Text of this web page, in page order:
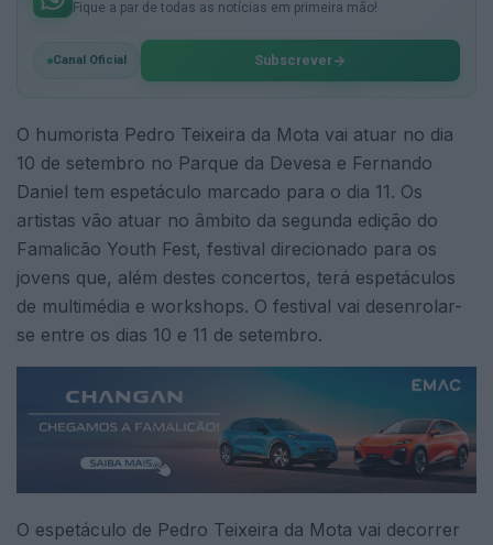
Fique a par de todas as notícias em primeira mão!
Canal Oficial Subscrever
O humorista Pedro Teixeira da Mota vai atuar no dia
10 de setembro no Parque da Devesa e Fernando
Daniel tem espetáculo marcado para o dia 11. Os
artistas vão atuar no âmbito da segunda edição do
Famalicão Youth Fest, festival direcionado para os
jovens que, além destes concertos, terá espetáculos
de multimédia e workshops. O festival vai desenrolar-
se entre os dias 10 e 11 de setembro.
O espetáculo de Pedro Teixeira da Mota vai decorrer